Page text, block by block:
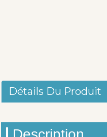
Détails Du Produit